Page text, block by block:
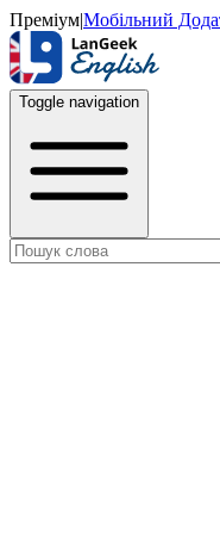
Преміум|Мобільний
Toggle navigation